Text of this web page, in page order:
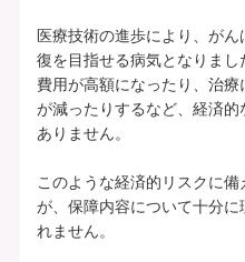
所定の理由に該当
一時給付金をそれ
各特定疾病それぞ
上乗せしてお支払
医療技術の進歩により、が
復を目指せる病気となりま
費用が高額になったり、治
が減ったりするなど、経済的
ありません。
このような経済的リスクに
が、保障内容について十分
れません。